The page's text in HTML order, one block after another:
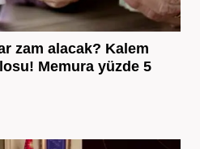
zam alacak? Kalem
Memura yüzde 5